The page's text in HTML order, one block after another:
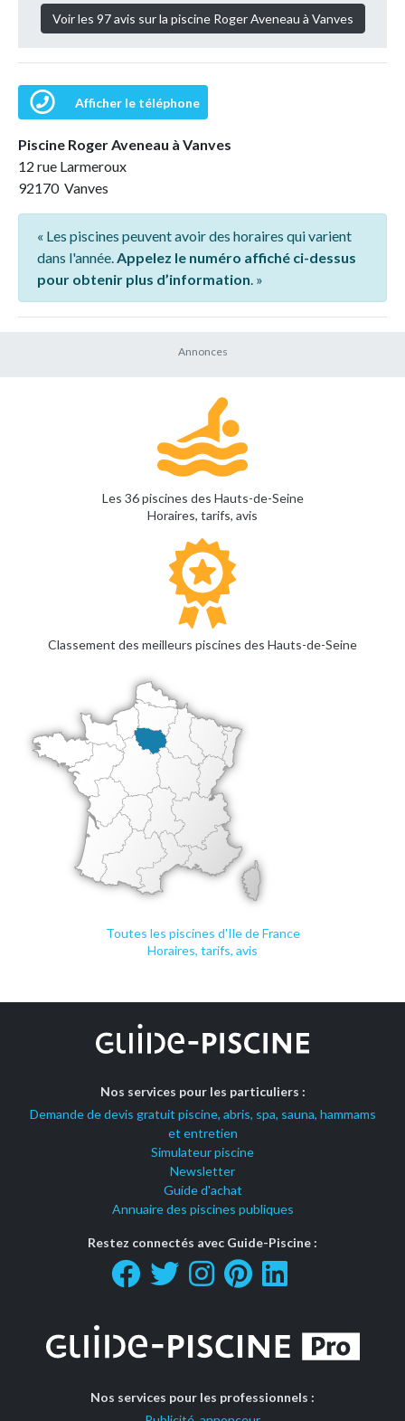
Voir les 97 avis sur la piscine Roger Aveneau à Vanves
Afficher le téléphone
Piscine Roger Aveneau à Vanves
12 rue Larmeroux
92170 Vanves
« Les piscines peuvent avoir des horaires qui varient
dans l'année.Appelez le numéro affiché ci-dessus
pour obtenir plus d’information. »
Les 36 piscines des Hauts-de-Seine
Horaires, tarifs, avis
Classement des meilleurs piscines des Hauts-de-Seine
Toutes les piscines d'Ile de France
Horaires, tarifs, avis
Nos services pour les particuliers :
Demande de devis gratuit piscine, abris, spa, sauna, hammams
et entretien
Simulateur piscine
Newsletter
Guide d'achat
Annuaire des piscines publiques
Restez connectés avec Guide-Piscine :
Nos services pour les professionnels :